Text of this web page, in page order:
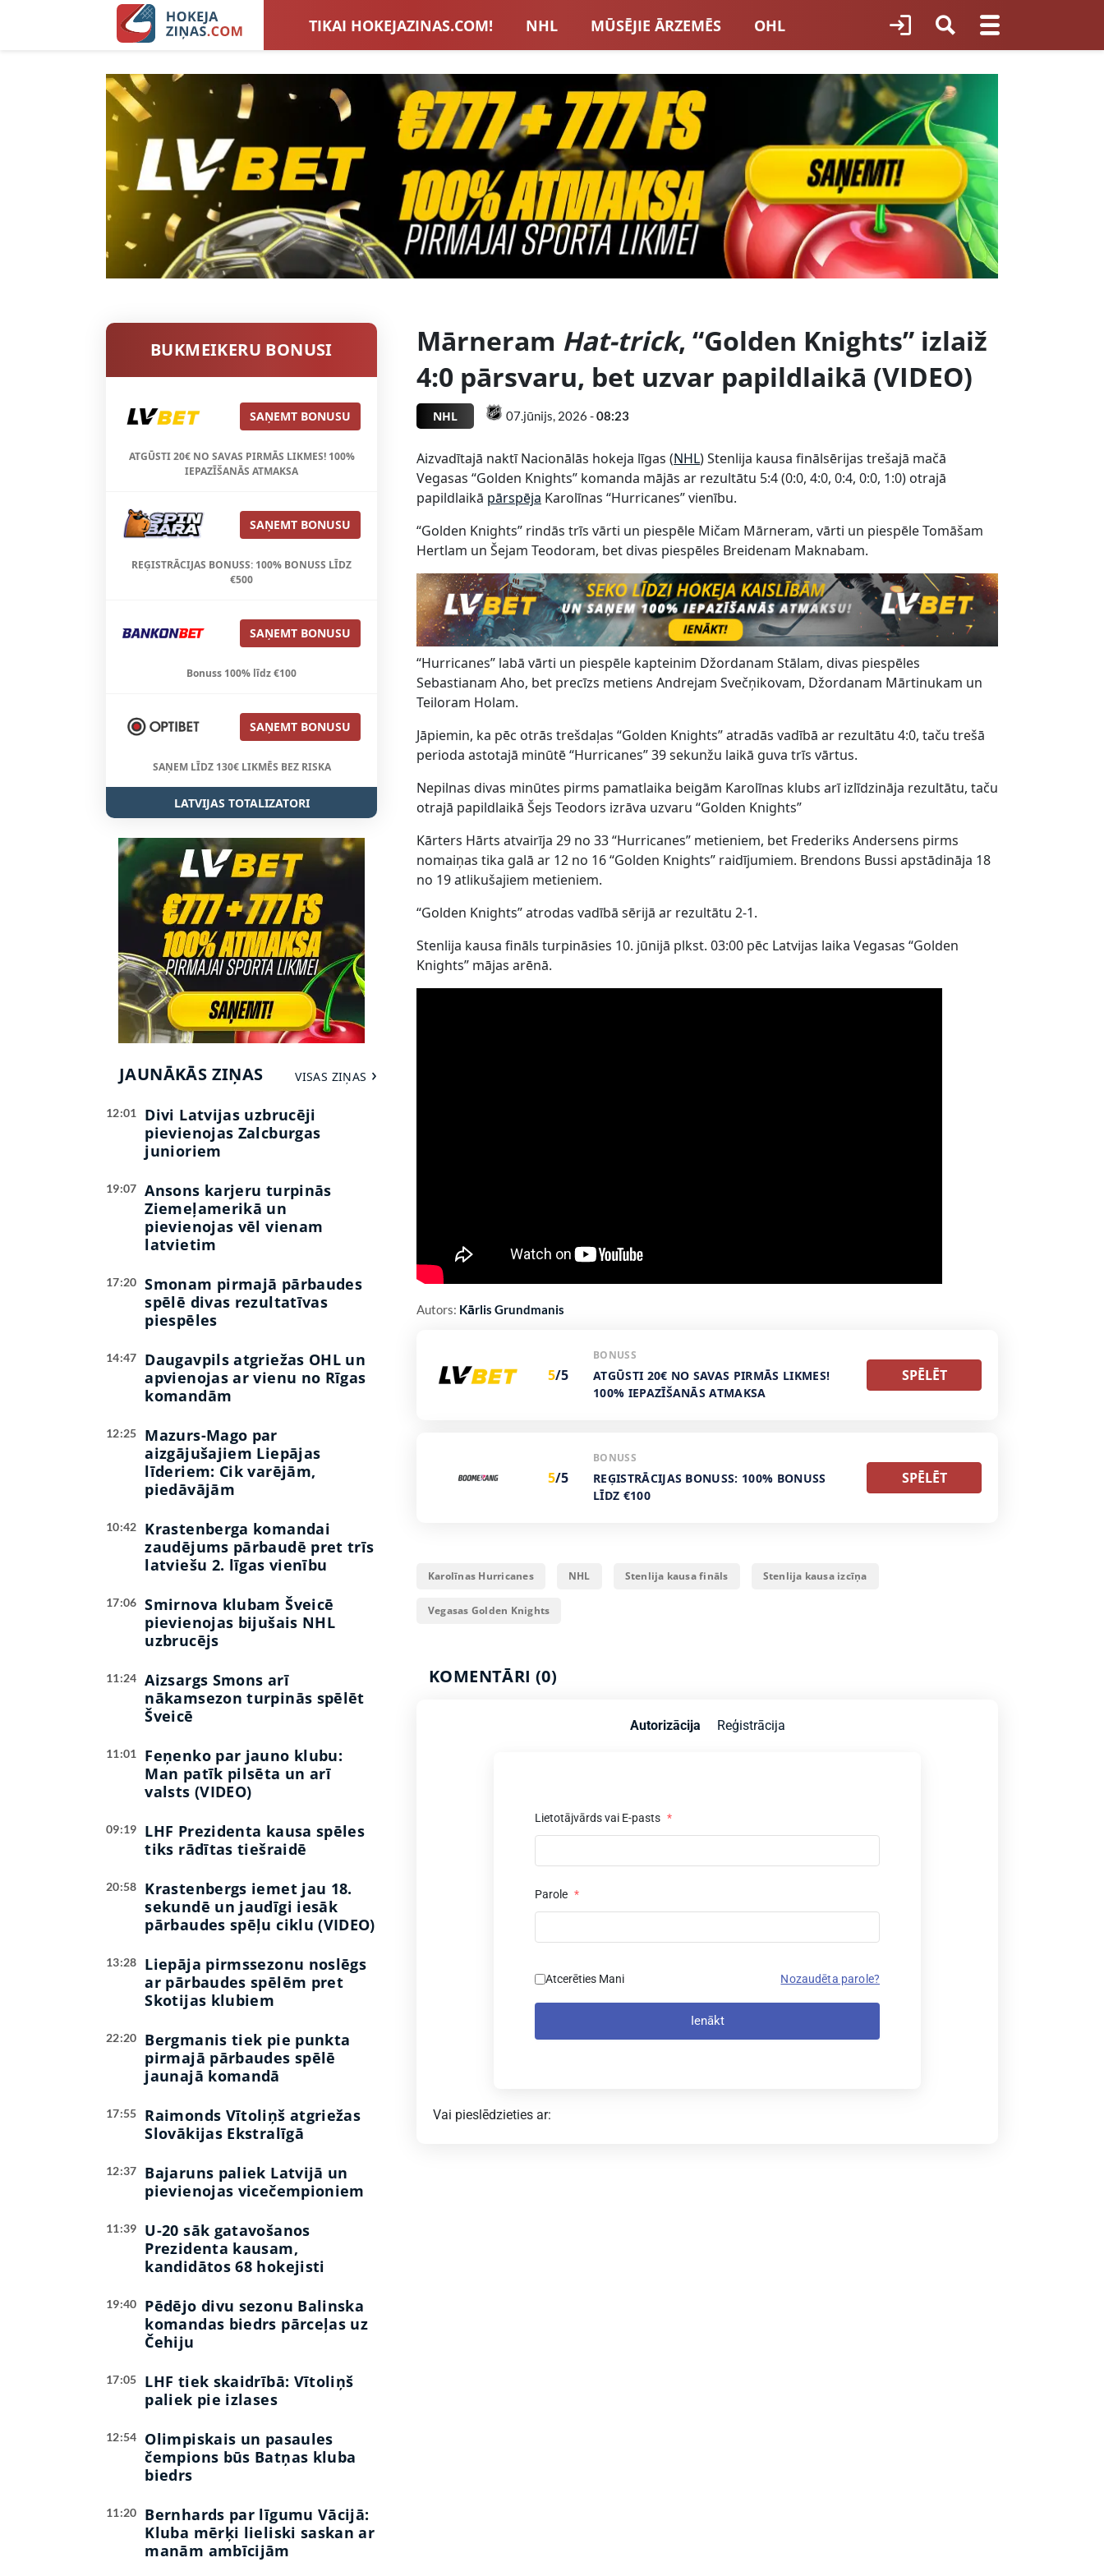
TIKAI HOKEJAZINAS.COM! NHL MŪSĒJIE ĀRZEMĒS OHL
LATVIJAS IZLASE EIROPA LVBET BONUSI JAUNATNES HOKEJS
SIEVIEŠU HOKEJS BLOGI INTERVIJAS TOTALIZATORI LATVIJĀ
TOTALIZATORU BONUSI VISAS ZIŅAS
BUKMEIKERU BONUSI
SAŅEMT BONUSU
ATGŪSTI 20€ NO SAVAS PIRMĀS LIKMES! 100%
IEPAZĪŠANĀS ATMAKSA
SAŅEMT BONUSU
REĢISTRĀCIJAS BONUSS: 100% BONUSS LĪDZ
€500
SAŅEMT BONUSU
Bonuss 100% līdz €100
SAŅEMT BONUSU
SAŅEM LĪDZ 130€ LIKMĒS BEZ RISKA
LATVIJAS TOTALIZATORI
JAUNĀKĀS ZIŅAS VISAS ZIŅAS
12:01
Divi Latvijas uzbrucēji
pievienojas Zalcburgas
junioriem
19:07
Ansons karjeru turpinās
Ziemeļamerikā un
pievienojas vēl vienam
latvietim
17:20
Smonam pirmajā pārbaudes
spēlē divas rezultatīvas
piespēles
14:47
Daugavpils atgriežas OHL un
apvienojas ar vienu no Rīgas
komandām
12:25
Mazurs-Mago par
aizgājušajiem Liepājas
līderiem: Cik varējām,
piedāvājām
10:42
Krastenberga komandai
zaudējums pārbaudē pret trīs
latviešu 2. līgas vienību
17:06
Smirnova klubam Šveicē
pievienojas bijušais NHL
uzbrucējs
11:24
Aizsargs Smons arī
nākamsezon turpinās spēlēt
Šveicē
11:01
Feņenko par jauno klubu:
Man patīk pilsēta un arī
valsts (VIDEO)
09:19
LHF Prezidenta kausa spēles
tiks rādītas tiešraidē
20:58
Krastenbergs iemet jau 18.
sekundē un jaudīgi iesāk
pārbaudes spēļu ciklu (VIDEO)
13:28
Liepāja pirmssezonu noslēgs
ar pārbaudes spēlēm pret
Skotijas klubiem
22:20
Bergmanis tiek pie punkta
pirmajā pārbaudes spēlē
jaunajā komandā
17:55
Raimonds Vītoliņš atgriežas
Slovākijas Ekstralīgā
12:37
Bajaruns paliek Latvijā un
pievienojas vicečempioniem
11:39
U-20 sāk gatavošanos
Prezidenta kausam,
kandidātos 68 hokejisti
19:40
Pēdējo divu sezonu Balinska
komandas biedrs pārceļas uz
Čehiju
17:05
LHF tiek skaidrībā: Vītoliņš
paliek pie izlases
12:54
Olimpiskais un pasaules
čempions būs Batņas kluba
biedrs
11:20
Bernhards par līgumu Vācijā:
Kluba mērķi lieliski saskan ar
manām ambīcijām
Mārneram Hat-trick, “Golden Knights” izlaiž
4:0 pārsvaru, bet uzvar papildlaikā (VIDEO)
NHL 07.jūnijs, 2026 -08:23
Aizvadītajā naktī Nacionālās hokeja līgas (NHL) Stenlija kausa finālsērijas trešajā mačā
Vegasas “Golden Knights” komanda mājās ar rezultātu 5:4 (0:0, 4:0, 0:4, 0:0, 1:0) otrajā
papildlaikā pārspēja Karolīnas “Hurricanes” vienību.
“Golden Knights” rindās trīs vārti un piespēle Mičam Mārneram, vārti un piespēle Tomāšam
Hertlam un Šejam Teodoram, bet divas piespēles Breidenam Maknabam.
“Hurricanes” labā vārti un piespēle kapteinim Džordanam Stālam, divas piespēles
Sebastianam Aho, bet precīzs metiens Andrejam Svečņikovam, Džordanam Mārtinukam un
Teiloram Holam.
Jāpiemin, ka pēc otrās trešdaļas “Golden Knights” atradās vadībā ar rezultātu 4:0, taču trešā
perioda astotajā minūtē “Hurricanes” 39 sekunžu laikā guva trīs vārtus.
Nepilnas divas minūtes pirms pamatlaika beigām Karolīnas klubs arī izlīdzināja rezultātu, taču
otrajā papildlaikā Šejs Teodors izrāva uzvaru “Golden Knights”
Kārters Hārts atvairīja 29 no 33 “Hurricanes” metieniem, bet Frederiks Andersens pirms
nomaiņas tika galā ar 12 no 16 “Golden Knights” raidījumiem. Brendons Bussi apstādināja 18
no 19 atlikušajiem metieniem.
“Golden Knights” atrodas vadībā sērijā ar rezultātu 2-1.
Stenlija kausa fināls turpināsies 10. jūnijā plkst. 03:00 pēc Latvijas laika Vegasas “Golden
Knights” mājas arēnā.
Autors: Kārlis Grundmanis
5/5
BONUSS
ATGŪSTI 20€ NO SAVAS PIRMĀS LIKMES!
100% IEPAZĪŠANĀS ATMAKSA
SPĒLĒT
5/5
BONUSS
REĢISTRĀCIJAS BONUSS: 100% BONUSS
LĪDZ €100
SPĒLĒT
Karolīnas Hurricanes NHL Stenlija kausa fināls Stenlija kausa izcīņa
Vegasas Golden Knights
KOMENTĀRI (0)
Autorizācija Reģistrācija
Lietotājvārds vai E-pasts *
Parole *
Atcerēties Mani Nozaudēta parole?
Ienākt
Vai pieslēdzieties ar: